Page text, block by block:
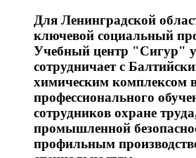
Для Ленинградской
ключевой социальный
Учебный центр "Сигур"
сотрудничает с
химическим комплексом
профессионального
сотрудников охране
промышленной
профильным